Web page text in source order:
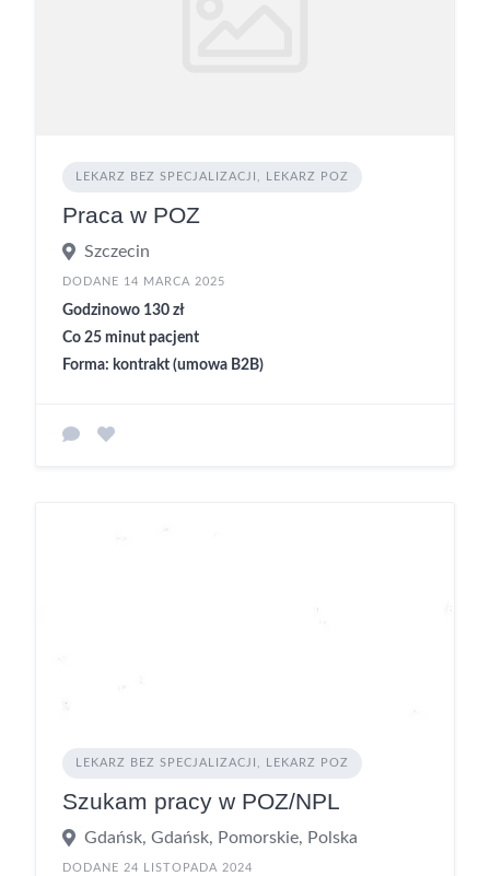
LEKARZ BEZ SPECJALIZACJI, LEKARZ POZ
Praca w POZ
Szczecin
DODANE 14 MARCA 2025
Godzinowo 130 zł
Co 25 minut pacjent
Forma: kontrakt (umowa B2B)
LEKARZ BEZ SPECJALIZACJI, LEKARZ POZ
Szukam pracy w POZ/NPL
Gdańsk, Gdańsk, Pomorskie, Polska
DODANE 24 LISTOPADA 2024